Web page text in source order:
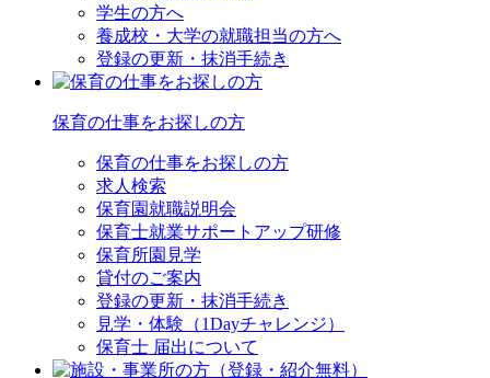
学生の方へ
養成校・大学の就職担当の方へ
登録の更新・抹消手続き
保育の仕事をお探しの方
保育の仕事をお探しの方
求人検索
保育園就職説明会
保育士就業サポートアップ研修
保育所園見学
貸付のご案内
登録の更新・抹消手続き
見学・体験（1Dayチャレンジ）
保育士 届出について